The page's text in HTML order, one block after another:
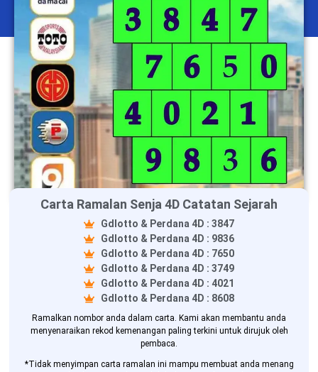
Carta Ramalan Senja 4D Catatan Sejarah
Gdlotto & Perdana 4D : 3847
Gdlotto & Perdana 4D : 9836
Gdlotto & Perdana 4D : 7650
Gdlotto & Perdana 4D : 3749
Gdlotto & Perdana 4D : 4021
Gdlotto & Perdana 4D : 8608
Ramalkan nombor anda dalam carta. Kami akan membantu anda
menyenaraikan rekod kemenangan paling terkini untuk dirujuk oleh
pembaca.
*Tidak menyimpan carta ramalan ini mampu membuat anda menang